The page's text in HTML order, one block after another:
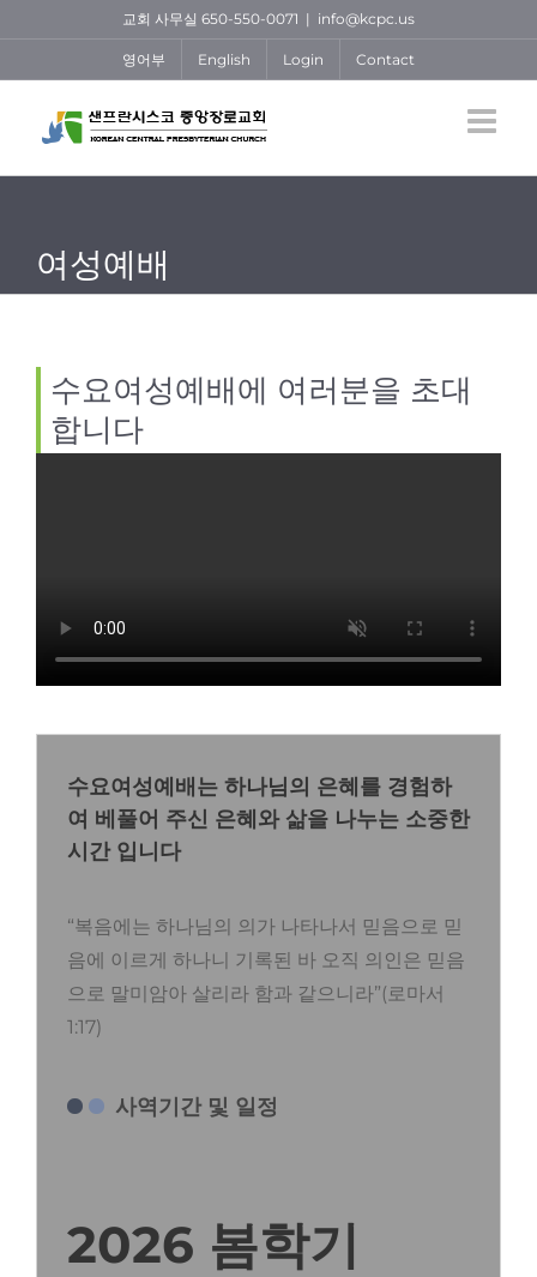
content
교회 사무실 650-550-0071 | info@kcpc.us
영어부 English Login Contact
여성예배
수요여성예배에 여러분을 초대
합니다
수요여성예배는 하나님의 은혜를 경험하
여 베풀어 주신 은혜와 삶을 나누는 소중한
시간 입니다
“복음에는 하나님의 의가 나타나서 믿음으로 믿
음에 이르게 하나니 기록된 바 오직 의인은 믿음
으로 말미암아 살리라 함과 같으니라”(로마서
1:17)
사역기간 및 일정
2026 봄학기